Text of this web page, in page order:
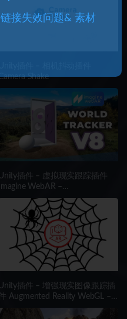
Shake
插件 – 虚拟现实跟踪插件
Imagine WebAR –
插件 – 增强现实图像跟踪插
Augmented Reality WebGL –
Tracking WebAR
接失效问题& 素材